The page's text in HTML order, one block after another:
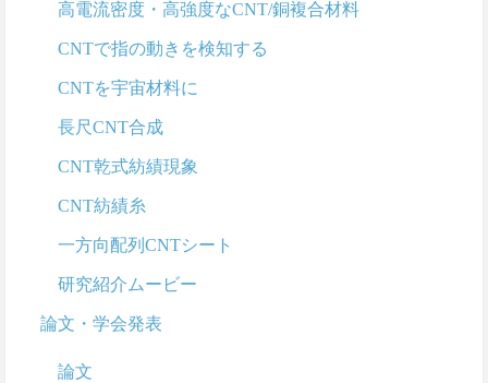
高電流密度・高強度なCNT/銅複合材料
CNTで指の動きを検知する
CNTを宇宙材料に
長尺CNT合成
CNT乾式紡績現象
CNT紡績糸
一方向配列CNTシート
研究紹介ムービー
論文・学会発表
論文